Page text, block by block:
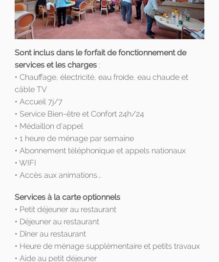
Sont inclus dans le forfait de fonctionnement de
services et les charges :
• Chauffage, électricité, eau froide, eau chaude et
câble TV
• Accueil 7j/7
• Service Bien-être et Confort 24h/24
• Médaillon d'appel
• 1 heure de ménage par semaine
• Abonnement téléphonique et appels nationaux
• WIFI
• Accès aux animations...
Services à la carte optionnels
• Petit déjeuner au restaurant
• Déjeuner au restaurant
• Dîner au restaurant
• Heure de ménage supplémentaire et petits travaux
• Aide au petit déjeuner